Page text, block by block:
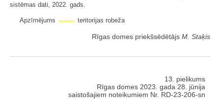
sistēmas dati, 2022. gads.
Apzīmējums teritorijas robeža
Rīgas domes priekšsēdētājs M. Staķis
13. pielikums
Rīgas domes 2023. gada 28. jūnija
saistošajiem noteikumiem Nr. RD-23-206-sn